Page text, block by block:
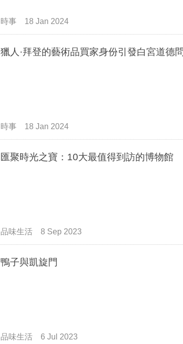
時事 18 Jan 2024
獵人·拜登的藝術品買家身份引發白宮道德
時事 18 Jan 2024
匯聚時光之寶：10大最值得到訪的博物館
品味生活 8 Sep 2023
鴨子與凱旋門
品味生活 6 Jul 2023